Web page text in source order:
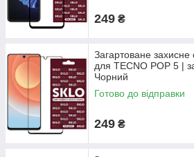
249 ₴
Загартоване
для TECNO POP 5 |
Чорний
Готово до відправки
249 ₴